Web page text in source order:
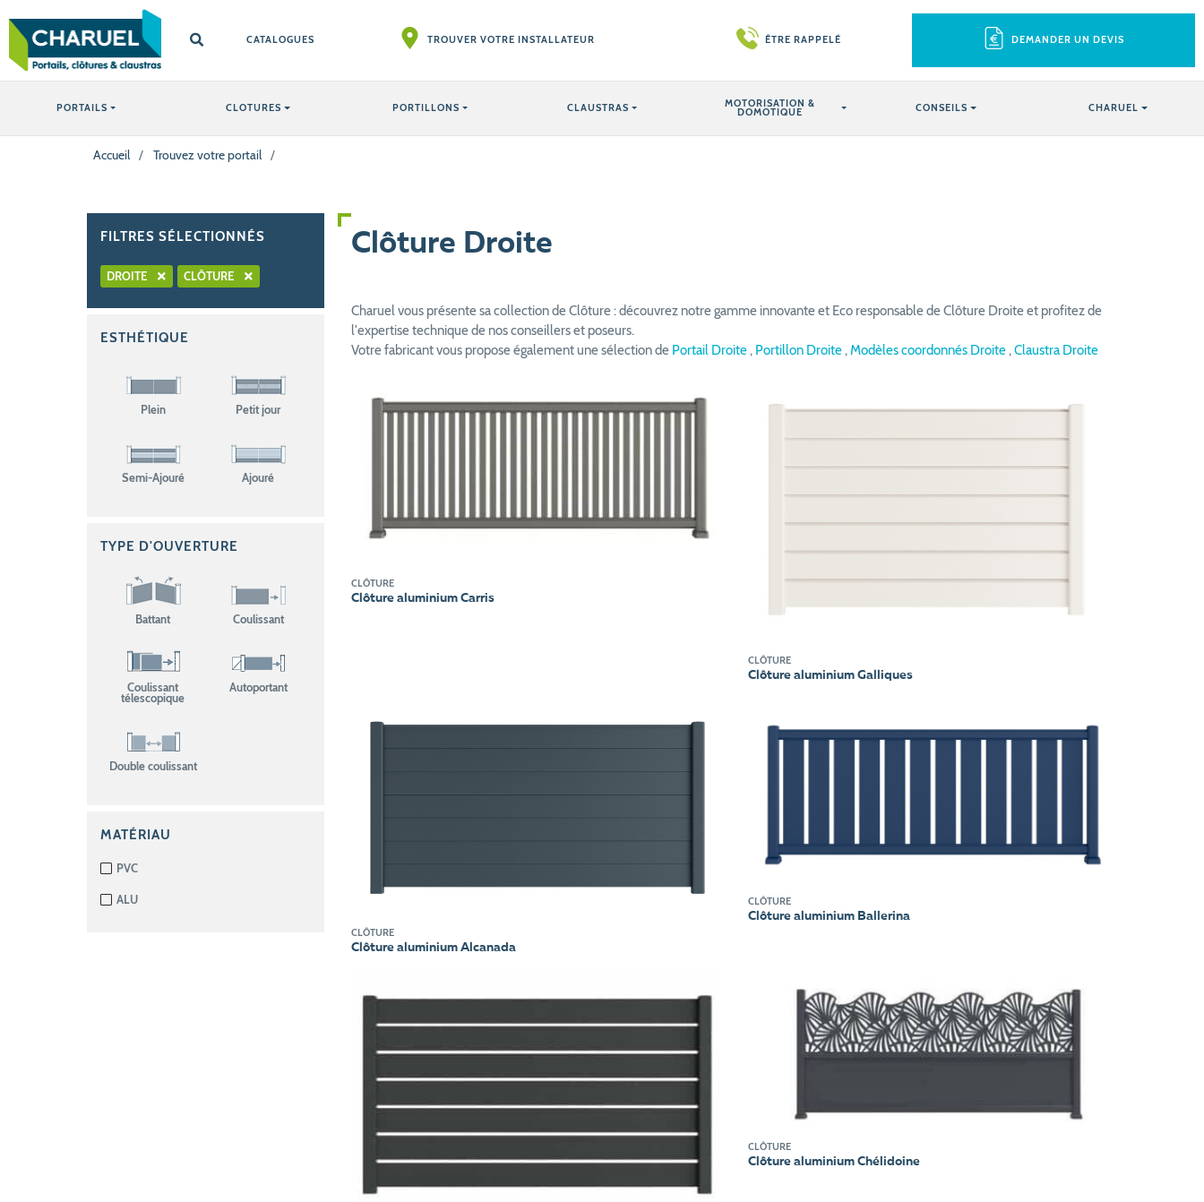
CATALOGUES TROUVER VOTRE INSTALLATEUR ÊTRE RAPPELÉ DEMANDER UN DEVIS
PORTAILS CLOTURES PORTILLONS CLAUSTRAS MOTORISATION &
DOMOTIQUE CONSEILS CHARUEL
Accueil / Trouvez votre portail /
FILTRES SÉLECTIONNÉS
DROITE CLÔTURE
ESTHÉTIQUE
Plein Petit jour
Semi-Ajouré Ajouré
TYPE D'OUVERTURE
Battant Coulissant
Coulissant
télescopique
Autoportant
Double coulissant
MATÉRIAU
PVC
ALU
Clôture Droite
Charuel vous présente sa collection de Clôture : découvrez notre gamme innovante et Eco responsable de Clôture Droite et profitez de
l'expertise technique de nos conseillers et poseurs.
Votre fabricant vous propose également une sélection de Portail Droite , Portillon Droite ,Modèles coordonnés Droite ,Claustra Droite
CLÔTURE
Clôture aluminium Carris
CLÔTURE
Clôture aluminium Galliques
CLÔTURE
Clôture aluminium Alcanada
CLÔTURE
Clôture aluminium Ballerina
CLÔTURE
Clôture aluminium Chélidoine